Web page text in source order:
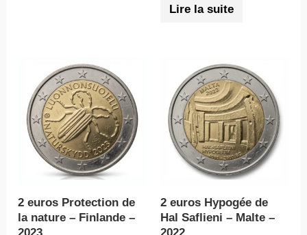
Lire la suite
2 euros Protection de
la nature – Finlande –
2023
2 euros Hypogée de
Hal Saflieni – Malte –
2022